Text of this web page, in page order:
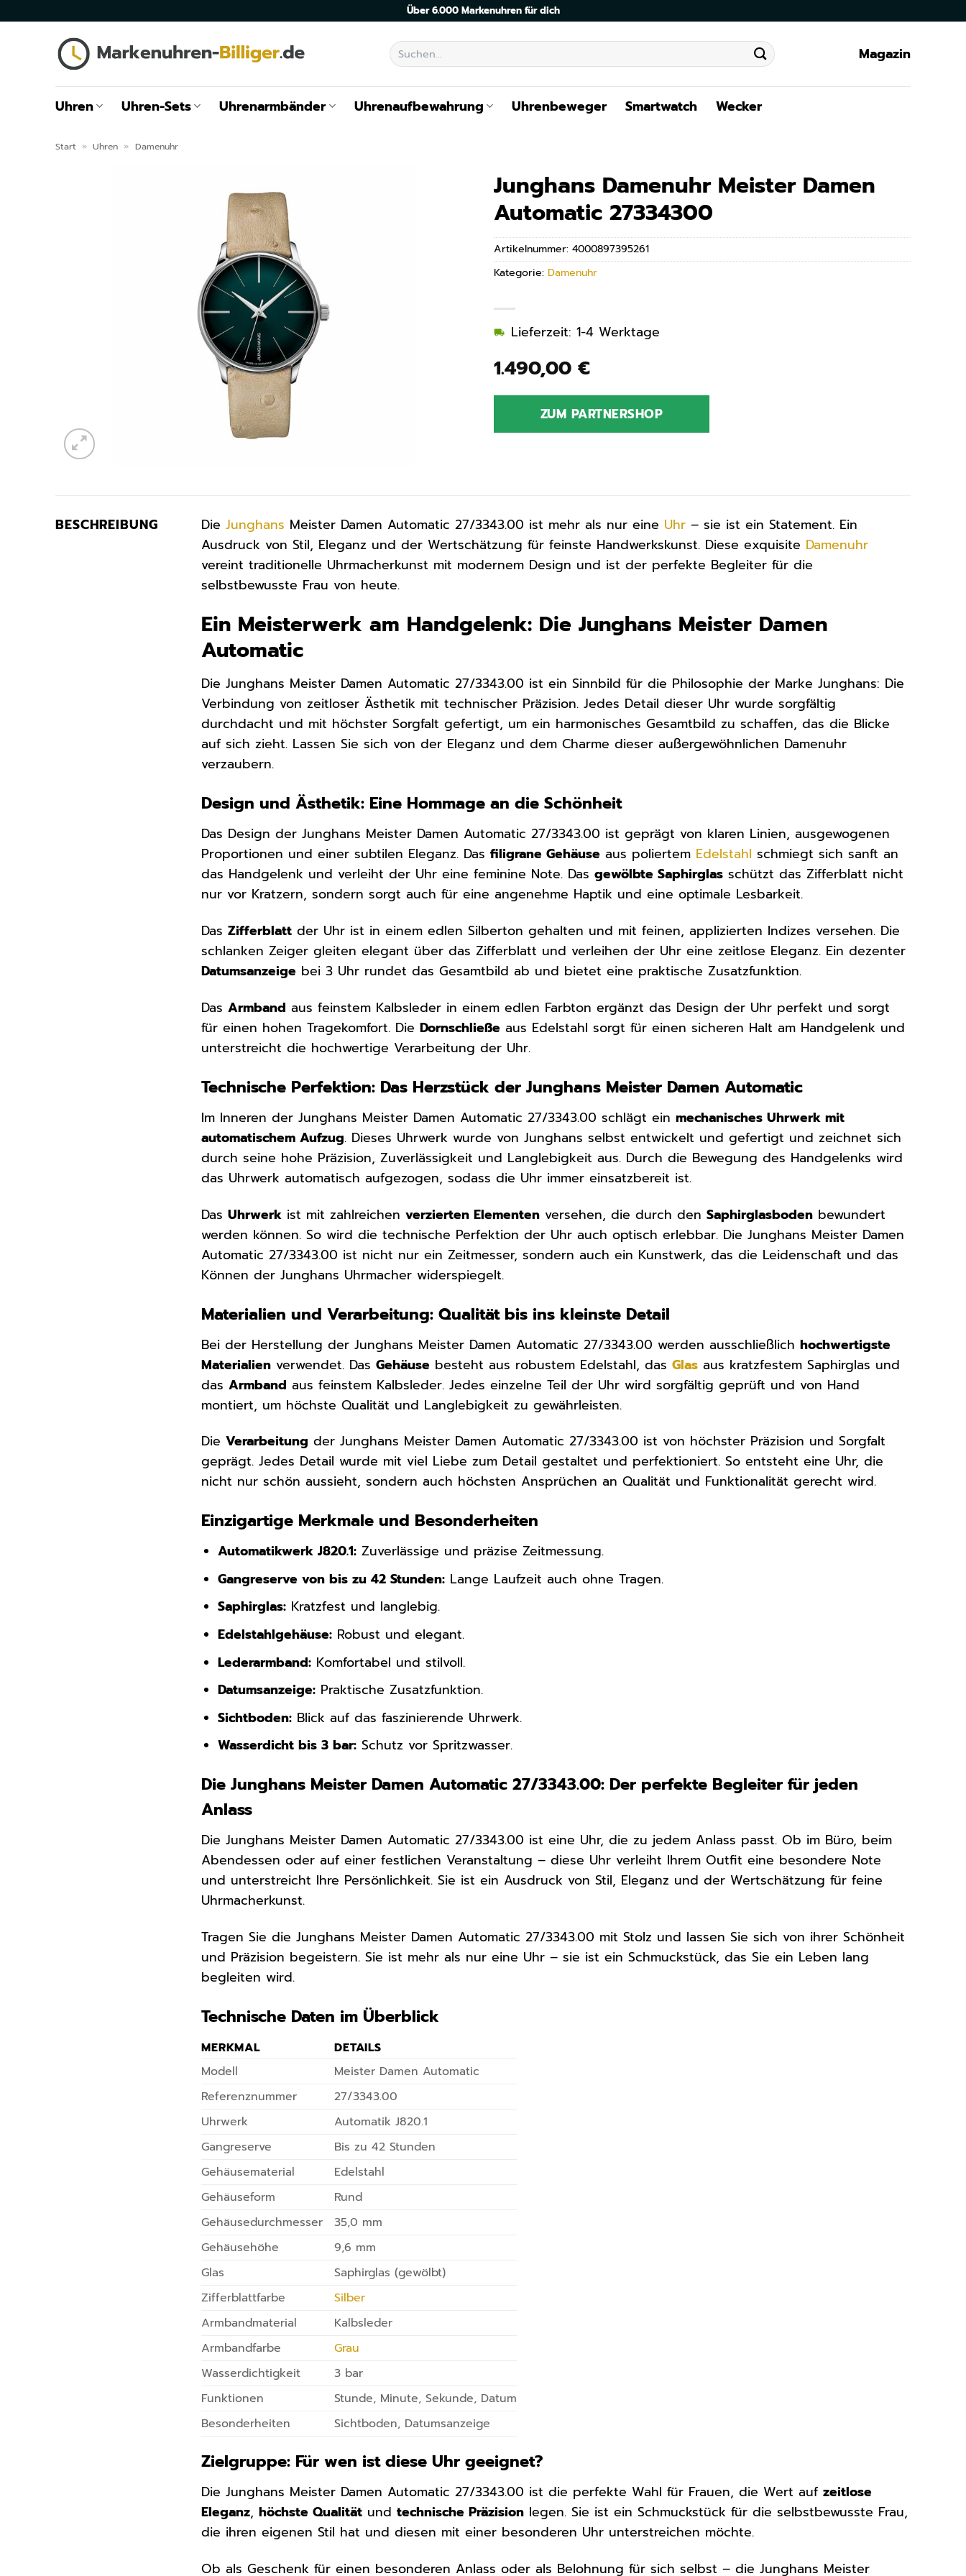
Über 6.000 Markenuhren für dich
Suchen
nach:
Magazin
Uhren Uhren-Sets Uhrenarmbänder Uhrenaufbewahrung Uhrenbeweger Smartwatch Wecker
Start » Uhren » Damenuhr
Junghans Damenuhr Meister Damen
Automatic 27334300
1.490,00 €
Lieferzeit: 1-4 Werktage
ZUM PARTNERSHOP
Artikelnummer: 4000897395261
Kategorie: Damenuhr
BESCHREIBUNG DieJunghans Meister Damen Automatic 27/3343.00 ist mehr als nur eine Uhr – sie ist ein Statement. Ein
Ausdruck von Stil, Eleganz und der Wertschätzung für feinste Handwerkskunst. Diese exquisite Damenuhr
vereint traditionelle Uhrmacherkunst mit modernem Design und ist der perfekte Begleiter für die
selbstbewusste Frau von heute.
Ein Meisterwerk am Handgelenk: Die Junghans Meister Damen
Automatic
Die Junghans Meister Damen Automatic 27/3343.00 ist ein Sinnbild für die Philosophie der Marke Junghans: Die
Verbindung von zeitloser Ästhetik mit technischer Präzision. Jedes Detail dieser Uhr wurde sorgfältig
durchdacht und mit höchster Sorgfalt gefertigt, um ein harmonisches Gesamtbild zu schaffen, das die Blicke
auf sich zieht. Lassen Sie sich von der Eleganz und dem Charme dieser außergewöhnlichen Damenuhr
verzaubern.
Design und Ästhetik: Eine Hommage an die Schönheit
Das Design der Junghans Meister Damen Automatic 27/3343.00 ist geprägt von klaren Linien, ausgewogenen
Proportionen und einer subtilen Eleganz. Dasfiligrane Gehäuse aus poliertem Edelstahl schmiegt sich sanft an
das Handgelenk und verleiht der Uhr eine feminine Note. Dasgewölbte Saphirglas schützt das Zifferblatt nicht
nur vor Kratzern, sondern sorgt auch für eine angenehme Haptik und eine optimale Lesbarkeit.
DasZifferblatt der Uhr ist in einem edlen Silberton gehalten und mit feinen, applizierten Indizes versehen. Die
schlanken Zeiger gleiten elegant über das Zifferblatt und verleihen der Uhr eine zeitlose Eleganz. Ein dezenter
Datumsanzeige bei 3 Uhr rundet das Gesamtbild ab und bietet eine praktische Zusatzfunktion.
DasArmband aus feinstem Kalbsleder in einem edlen Farbton ergänzt das Design der Uhr perfekt und sorgt
für einen hohen Tragekomfort. DieDornschließe aus Edelstahl sorgt für einen sicheren Halt am Handgelenk und
unterstreicht die hochwertige Verarbeitung der Uhr.
Technische Perfektion: Das Herzstück der Junghans Meister Damen Automatic
Im Inneren der Junghans Meister Damen Automatic 27/3343.00 schlägt einmechanisches Uhrwerk mit
automatischem Aufzug. Dieses Uhrwerk wurde von Junghans selbst entwickelt und gefertigt und zeichnet sich
durch seine hohe Präzision, Zuverlässigkeit und Langlebigkeit aus. Durch die Bewegung des Handgelenks wird
das Uhrwerk automatisch aufgezogen, sodass die Uhr immer einsatzbereit ist.
DasUhrwerk ist mit zahlreichenverzierten Elementen versehen, die durch denSaphirglasboden bewundert
werden können. So wird die technische Perfektion der Uhr auch optisch erlebbar. Die Junghans Meister Damen
Automatic 27/3343.00 ist nicht nur ein Zeitmesser, sondern auch ein Kunstwerk, das die Leidenschaft und das
Können der Junghans Uhrmacher widerspiegelt.
Materialien und Verarbeitung: Qualität bis ins kleinste Detail
Bei der Herstellung der Junghans Meister Damen Automatic 27/3343.00 werden ausschließlichhochwertigste
Materialien verwendet. DasGehäuse besteht aus robustem Edelstahl, dasGlas aus kratzfestem Saphirglas und
dasArmband aus feinstem Kalbsleder. Jedes einzelne Teil der Uhr wird sorgfältig geprüft und von Hand
montiert, um höchste Qualität und Langlebigkeit zu gewährleisten.
DieVerarbeitung der Junghans Meister Damen Automatic 27/3343.00 ist von höchster Präzision und Sorgfalt
geprägt. Jedes Detail wurde mit viel Liebe zum Detail gestaltet und perfektioniert. So entsteht eine Uhr, die
nicht nur schön aussieht, sondern auch höchsten Ansprüchen an Qualität und Funktionalität gerecht wird.
Einzigartige Merkmale und Besonderheiten
Automatikwerk J820.1: Zuverlässige und präzise Zeitmessung.
Gangreserve von bis zu 42 Stunden: Lange Laufzeit auch ohne Tragen.
Saphirglas: Kratzfest und langlebig.
Edelstahlgehäuse: Robust und elegant.
Lederarmband: Komfortabel und stilvoll.
Datumsanzeige: Praktische Zusatzfunktion.
Sichtboden: Blick auf das faszinierende Uhrwerk.
Wasserdicht bis 3 bar: Schutz vor Spritzwasser.
Die Junghans Meister Damen Automatic 27/3343.00: Der perfekte Begleiter für jeden
Anlass
Die Junghans Meister Damen Automatic 27/3343.00 ist eine Uhr, die zu jedem Anlass passt. Ob im Büro, beim
Abendessen oder auf einer festlichen Veranstaltung – diese Uhr verleiht Ihrem Outfit eine besondere Note
und unterstreicht Ihre Persönlichkeit. Sie ist ein Ausdruck von Stil, Eleganz und der Wertschätzung für feine
Uhrmacherkunst.
Tragen Sie die Junghans Meister Damen Automatic 27/3343.00 mit Stolz und lassen Sie sich von ihrer Schönheit
und Präzision begeistern. Sie ist mehr als nur eine Uhr – sie ist ein Schmuckstück, das Sie ein Leben lang
begleiten wird.
Technische Daten im Überblick
MERKMAL
DETAILS
Modell
Meister Damen Automatic
Referenznummer
27/3343.00
Uhrwerk
Automatik J820.1
Gangreserve
Bis zu 42 Stunden
Gehäusematerial
Edelstahl
Gehäuseform
Rund
Gehäusedurchmesser
35,0 mm
Gehäusehöhe
9,6 mm
Glas
Saphirglas (gewölbt)
Zifferblattfarbe
Silber
Armbandmaterial
Kalbsleder
Armbandfarbe
Grau
Wasserdichtigkeit
3 bar
Funktionen
Stunde, Minute, Sekunde, Datum
Besonderheiten
Sichtboden, Datumsanzeige
Zielgruppe: Für wen ist diese Uhr geeignet?
Die Junghans Meister Damen Automatic 27/3343.00 ist die perfekte Wahl für Frauen, die Wert aufzeitlose
Eleganz,höchste Qualität undtechnische Präzision legen. Sie ist ein Schmuckstück für die selbstbewusste Frau,
die ihren eigenen Stil hat und diesen mit einer besonderen Uhr unterstreichen möchte.
Ob als Geschenk für einen besonderen Anlass oder als Belohnung für sich selbst – die Junghans Meister